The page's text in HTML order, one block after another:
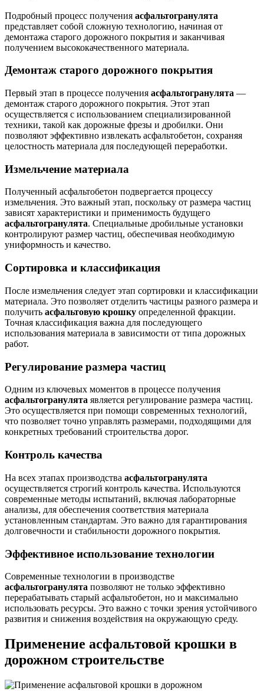
Подробный процесс получения асфальтогранулята
представляет собой сложную технологию, начиная от
демонтажа старого дорожного покрытия и заканчивая
получением высококачественного материала.
Демонтаж старого дорожного покрытия
Первый этап в процессе получения асфальтогранулята —
демонтаж старого дорожного покрытия. Этот этап
осуществляется с использованием специализированной
техники, такой как дорожные фрезы и дробилки. Они
позволяют эффективно извлекать асфальтобетон, сохраняя
целостность материала для последующей переработки.
Измельчение материала
Полученный асфальтобетон подвергается процессу
измельчения. Это важный этап, поскольку от размера частиц
зависят характеристики и применимость будущего
асфальтогранулята. Специальные дробильные установки
контролируют размер частиц, обеспечивая необходимую
униформность и качество.
Сортировка и классификация
После измельчения следует этап сортировки и классификации
материала. Это позволяет отделить частицы разного размера и
получить асфальтовую крошку определенной фракции.
Точная классификация важна для последующего
использования материала в зависимости от типа дорожных
работ.
Регулирование размера частиц
Одним из ключевых моментов в процессе получения
асфальтогранулята является регулирование размера частиц.
Это осуществляется при помощи современных технологий,
что позволяет точно управлять размерами, подходящими для
конкретных требований строительства дорог.
Контроль качества
На всех этапах производства асфальтогранулята
осуществляется строгий контроль качества. Используются
современные методы испытаний, включая лабораторные
анализы, для обеспечения соответствия материала
установленным стандартам. Это важно для гарантирования
долговечности и стабильности дорожного покрытия.
Эффективное использование технологии
Современные технологии в производстве
асфальтогранулята позволяют не только эффективно
перерабатывать старый асфальтобетон, но и максимально
использовать ресурсы. Это важно с точки зрения устойчивого
развития и снижения воздействия на окружающую среду.
Применение асфальтовой крошки в
дорожном строительстве